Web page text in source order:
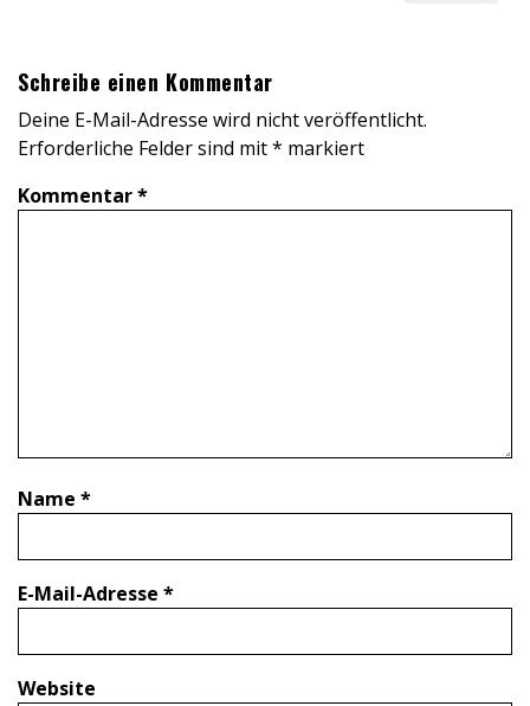
Schreibe einen Kommentar
Deine E-Mail-Adresse wird nicht veröffentlicht.
Erforderliche Felder sind mit* markiert
Kommentar*
Name *
E-Mail-Adresse *
Website